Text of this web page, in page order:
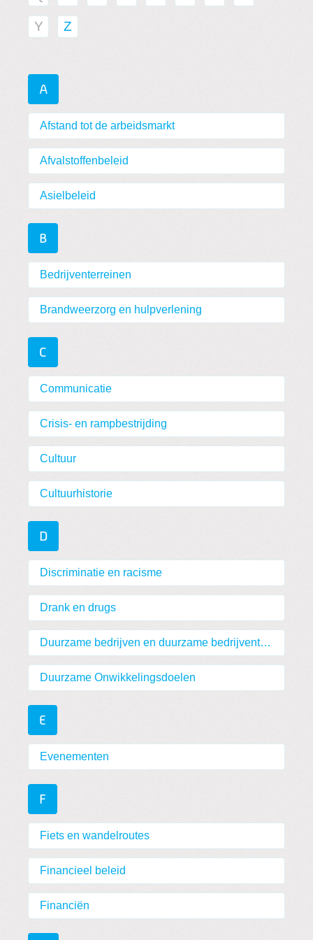
Y Z
A
Afstand tot de arbeidsmarkt
Afvalstoffenbeleid
Asielbeleid
B
Bedrijventerreinen
Brandweerzorg en hulpverlening
C
Communicatie
Crisis- en rampbestrijding
Cultuur
Cultuurhistorie
D
Discriminatie en racisme
Drank en drugs
Duurzame bedrijven en duurzame bedrijventerreinen
Duurzame Onwikkelingsdoelen
E
Evenementen
F
Fiets en wandelroutes
Financieel beleid
Financiën